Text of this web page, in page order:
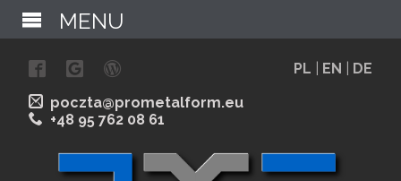
MENU
PL EN
DE
poczta@prometalform.eu
+48 95 762 08 61